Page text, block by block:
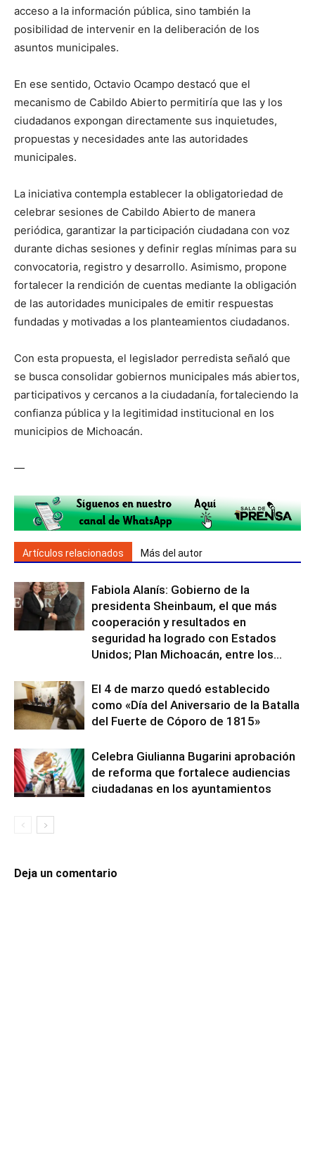
acceso a la información pública, sino también la
posibilidad de intervenir en la deliberación de los
asuntos municipales.
En ese sentido, Octavio Ocampo destacó que el
mecanismo de Cabildo Abierto permitiría que las y los
ciudadanos expongan directamente sus inquietudes,
propuestas y necesidades ante las autoridades
municipales.
La iniciativa contempla establecer la obligatoriedad de
celebrar sesiones de Cabildo Abierto de manera
periódica, garantizar la participación ciudadana con voz
durante dichas sesiones y definir reglas mínimas para su
convocatoria, registro y desarrollo. Asimismo, propone
fortalecer la rendición de cuentas mediante la obligación
de las autoridades municipales de emitir respuestas
fundadas y motivadas a los planteamientos ciudadanos.
Con esta propuesta, el legislador perredista señaló que
se busca consolidar gobiernos municipales más abiertos,
participativos y cercanos a la ciudadanía, fortaleciendo la
confianza pública y la legitimidad institucional en los
municipios de Michoacán.
—
Artículos relacionados Más del autor
Fabiola Alanís: Gobierno de la
presidenta Sheinbaum, el que más
cooperación y resultados en
seguridad ha logrado con Estados
Unidos; Plan Michoacán, entre los...
El 4 de marzo quedó establecido
como «Día del Aniversario de la Batalla
del Fuerte de Cóporo de 1815»
Celebra Giulianna Bugarini aprobación
de reforma que fortalece audiencias
ciudadanas en los ayuntamientos
Deja un comentario